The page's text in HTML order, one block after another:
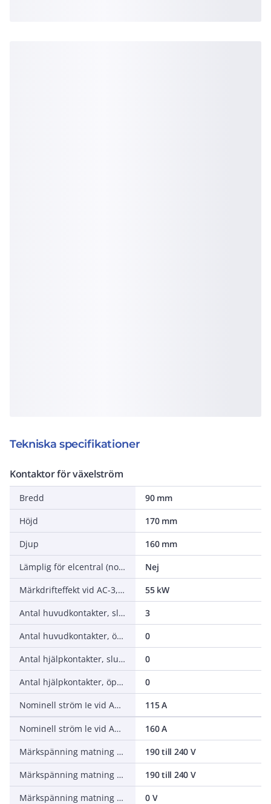
Tekniska specifikationer
Kontaktor för växelström
Bredd
90 mm
Höjd
170 mm
Djup
160 mm
Lämplig för elcentral (normutförande)
Nej
Märkdrifteffekt vid AC-3, 400 V
55 kW
Antal huvudkontakter, slutande (NO - normalt öppna)
3
Antal huvudkontakter, öppnande (NC - normalt stängda)
0
Antal hjälpkontakter, slutande (NO - normalt öppna)
0
Antal hjälpkontakter, öppnande (NC - normalt stängda)
0
Nominell ström Ie vid AC-3, 400 V
115 A
Nominell ström le vid AC-1, 400 V
160 A
Märkspänning matning vid AC 50 Hz
190 till 240 V
Märkspänning matning vid AC 60 Hz
190 till 240 V
Märkspänning matning vid DC
0 V